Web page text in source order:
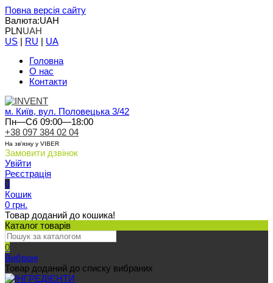
Повна версія сайту
Валюта:UAH
PLNUAH
US | RU | UA
Головна
О нас
Контакти
м. Київ, вул. Половецька 3/42
Пн—Сб 09:00—18:00
+38 097 384 02 04
На зв'язку у VIBER
Замовити дзвінок
Увійти
Реєстрація
0
Кошик
0 грн.
Товар доданий до кошика!
Каталог товарів
0
Вибрані
Товар доданий до списку вибраних